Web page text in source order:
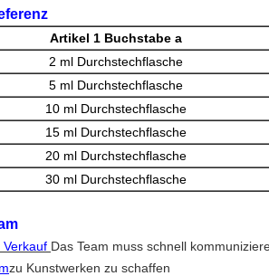
Artikel 1 Buchstabe a
2 ml Durchstechflasche
5 ml Durchstechflasche
10 ml Durchstechflasche
15 ml Durchstechflasche
20 ml Durchstechflasche
30 ml Durchstechflasche
Verkauf Das Team muss schnell
zu Kunstwerken zu schaffen